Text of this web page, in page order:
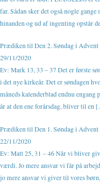
far. Sådan sker det også nogle
hinanden og ud af ingenting
Prædiken til Den 2. Søndag i Advent
29/11/2020
Ev: Mark 13, 33 – 37 Det er første
i det nye kirkeår. Det er søndagen
måneds kalenderblad endnu engang
år at den ene forårsdag, bliver til en
Prædiken til Den 1. Søndag i Advent
22/11/2020
Ev: Matt 25, 31 – 46 Når vi bliver
værdi. Jo mere ansvar vi får på
jo mere ansvar vi giver til vores